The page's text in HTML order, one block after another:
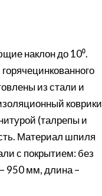
наклон до 10⁰.
из стали и
коврики
(талрепы и
Материал шпиля
с покрытием: без
950 мм, длина –